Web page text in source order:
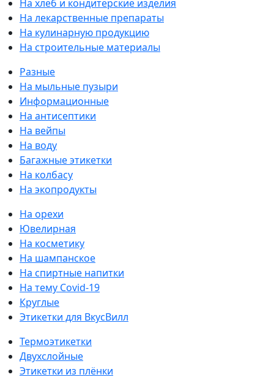
На хлеб и кондитерские изделия
На лекарственные препараты
На кулинарную продукцию
На строительные материалы
Разные
На мыльные пузыри
Информационные
На антисептики
На вейпы
На воду
Багажные этикетки
На колбасу
На экопродукты
На орехи
Ювелирная
На косметику
На шампанское
На спиртные напитки
На тему Covid-19
Круглые
Этикетки для ВкусВилл
Термоэтикетки
Двухслойные
Этикетки из плёнки